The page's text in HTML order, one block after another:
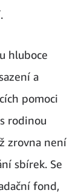
hluboce
a
pomoci
rodinou
zrovna není
sbírek. Se
fond,